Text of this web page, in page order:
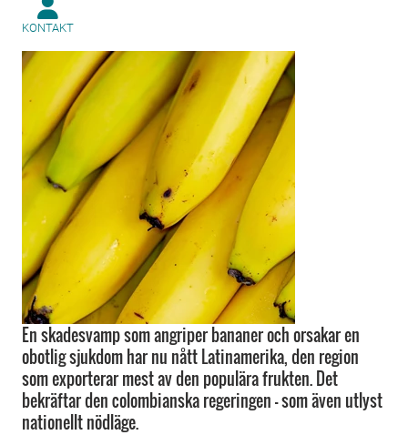
KONTAKT
En skadesvamp som angriper bananer och orsakar en
obotlig sjukdom har nu nått Latinamerika, den region
som exporterar mest av den populära frukten. Det
bekräftar den colombianska regeringen – som även utlyst
nationellt nödläge.